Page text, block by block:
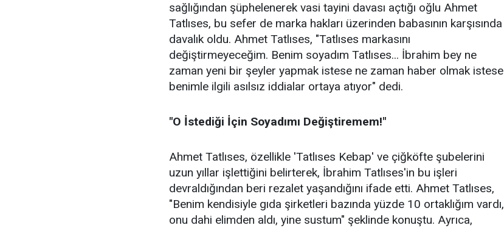
sağlığından şüphelenerek vasi tayini davası açtığı oğlu Ahmet
Tatlıses, bu sefer de marka hakları üzerinden babasının karşısında
davalık oldu. Ahmet Tatlıses, "Tatlıses markasını
değiştirmeyeceğim. Benim soyadım Tatlıses... İbrahim bey ne
zaman yeni bir şeyler yapmak istese ne zaman haber olmak istese
benimle ilgili asılsız iddialar ortaya atıyor" dedi.
"O İstediği İçin Soyadımı Değiştiremem!"
Ahmet Tatlıses, özellikle 'Tatlıses Kebap' ve çiğköfte şubelerini
uzun yıllar işlettiğini belirterek, İbrahim Tatlıses'in bu işleri
devraldığından beri rezalet yaşandığını ifade etti. Ahmet Tatlıses,
"Benim kendisiyle gıda şirketleri bazında yüzde 10 ortaklığım vardı,
onu dahi elimden aldı, yine sustum" şeklinde konuştu. Ayrıca,